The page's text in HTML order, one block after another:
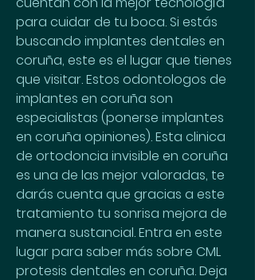
para cuidar de tu boca. Si estás
buscando implantes dentales en
coruña, este es el lugar que tienes
que visitar. Estos odontologos de
implantes en coruña son
especialistas (ponerse implantes
en coruña opiniones). Esta clinica
de ortodoncia invisible en coruña
es una de las mejor valoradas, te
darás cuenta que gracias a este
tratamiento tu sonrisa mejora de
manera sustancial. Entra en este
lugar para saber más sobre CML
protesis dentales en coruña. Deja